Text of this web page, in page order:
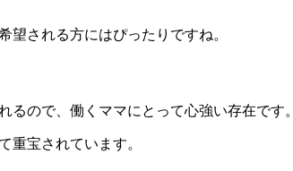
される方にはぴったりですね。
ので、働くママにとって心強い存在です。
重宝されています。